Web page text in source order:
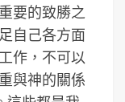
要的致勝之
自己各方面
作，不可以
與神的關係